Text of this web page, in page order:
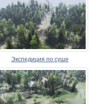
Экспедиция по суше